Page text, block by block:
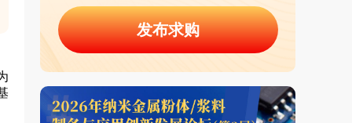
发布求购